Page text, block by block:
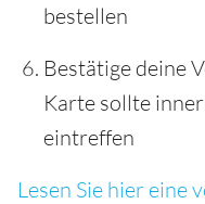
bestellen
Bestätige deine
Karte sollte
eintreffen
Lesen Sie hier eine